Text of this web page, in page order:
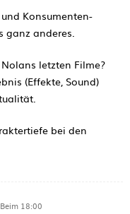
Konsumenten-
ganz anderes.
letzten Filme?
(Effekte, Sound)
bei den
18:00